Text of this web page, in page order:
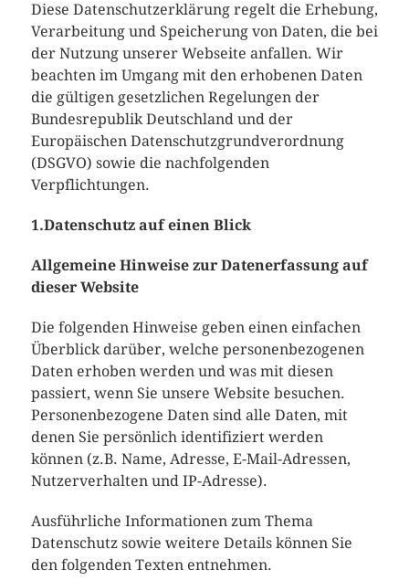
Diese Datenschutzerklärung regelt die Erhebung,
Verarbeitung und Speicherung von Daten, die bei
der Nutzung unserer Webseite anfallen. Wir
beachten im Umgang mit den erhobenen Daten
die gültigen gesetzlichen Regelungen der
Bundesrepublik Deutschland und der
Europäischen Datenschutzgrundverordnung
(DSGVO) sowie die nachfolgenden
Verpflichtungen.
1.Datenschutz auf einen Blick
Allgemeine Hinweise zur Datenerfassung auf
dieser Website
Die folgenden Hinweise geben einen einfachen
Überblick darüber, welche personenbezogenen
Daten erhoben werden und was mit diesen
passiert, wenn Sie unsere Website besuchen.
Personenbezogene Daten sind alle Daten, mit
denen Sie persönlich identifiziert werden
können (z.B. Name, Adresse, E-Mail-Adressen,
Nutzerverhalten und IP-Adresse).
Ausführliche Informationen zum Thema
Datenschutz sowie weitere Details können Sie
den folgenden Texten entnehmen.